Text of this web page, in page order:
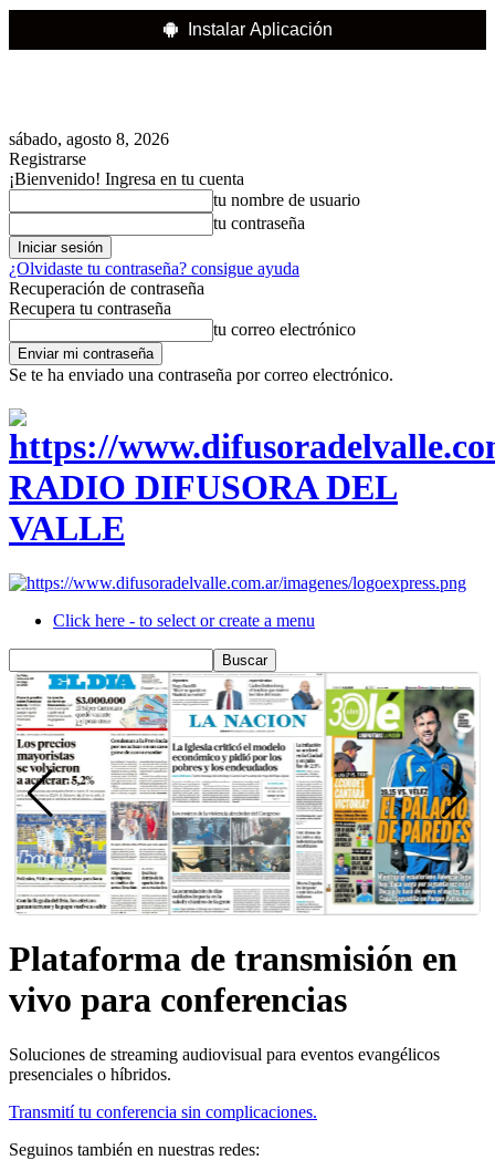
Instalar Aplicación
sábado, agosto 8, 2026
Registrarse
¡Bienvenido! Ingresa en tu cuenta
tu nombre de usuario
tu contraseña
¿Olvidaste tu contraseña? consigue ayuda
Recuperación de contraseña
Recupera tu contraseña
tu correo electrónico
Se te ha enviado una contraseña por correo electrónico.
RADIO DIFUSORA DEL
VALLE
Click here - to select or create a menu
Plataforma de transmisión en
vivo para conferencias
Soluciones de streaming audiovisual para eventos evangélicos
presenciales o híbridos.
Transmití tu conferencia sin complicaciones.
Seguinos también en nuestras redes: